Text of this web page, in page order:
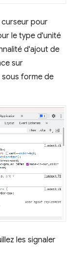
curseur pour
le type d'unité
d'ajout de
sur
forme de
les signaler